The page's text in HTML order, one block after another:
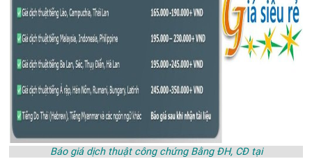
Báo giá dịch thuật công chứng Bằng ĐH, CĐ tại